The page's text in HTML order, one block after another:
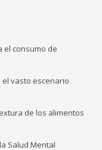
el consumo de
vasto escenario
de los alimentos
Salud Mental